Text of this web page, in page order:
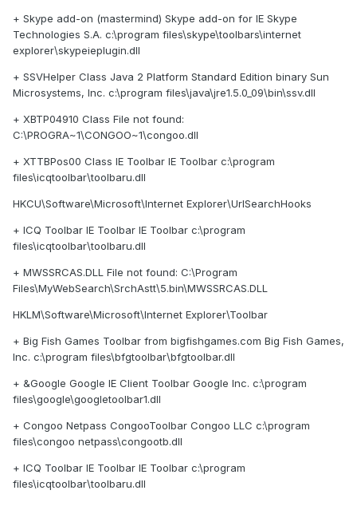
+ Skype add-on (mastermind) Skype add-on for IE Skype
Technologies S.A. c:\program files\skype\toolbars\internet
explorer\skypeieplugin.dll
+ SSVHelper Class Java 2 Platform Standard Edition binary Sun
Microsystems, Inc. c:\program files\java\jre1.5.0_09\bin\ssv.dll
+ XBTP04910 Class File not found:
C:\PROGRA~1\CONGOO~1\congoo.dll
+ XTTBPos00 Class IE Toolbar IE Toolbar c:\program
files\icqtoolbar\toolbaru.dll
HKCU\Software\Microsoft\Internet Explorer\UrlSearchHooks
+ ICQ Toolbar IE Toolbar IE Toolbar c:\program
files\icqtoolbar\toolbaru.dll
+ MWSSRCAS.DLL File not found: C:\Program
Files\MyWebSearch\SrchAstt\5.bin\MWSSRCAS.DLL
HKLM\Software\Microsoft\Internet Explorer\Toolbar
+ Big Fish Games Toolbar from bigfishgames.com Big Fish Games,
Inc. c:\program files\bfgtoolbar\bfgtoolbar.dll
+ &Google Google IE Client Toolbar Google Inc. c:\program
files\google\googletoolbar1.dll
+ Congoo Netpass CongooToolbar Congoo LLC c:\program
files\congoo netpass\congootb.dll
+ ICQ Toolbar IE Toolbar IE Toolbar c:\program
files\icqtoolbar\toolbaru.dll